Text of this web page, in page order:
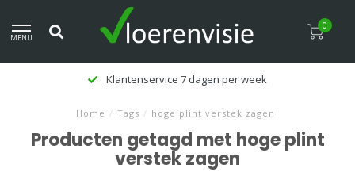
MENU
0
Klantenservice 7 dagen per week
Home / Tags / hoge plint verstek zagen
Producten getagd met hoge plint
verstek zagen